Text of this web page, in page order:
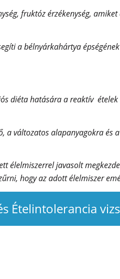
fruktóz érzékenység,
a bélnyárkahártya
diéta hatására a reaktív
változatos alapanyagokra és
élelmiszerrel javasolt
hogy az adott élelmiszer
Ételintolerancia